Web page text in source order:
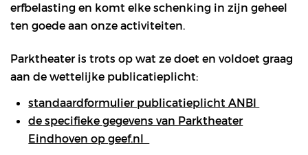
erfbelasting en komt elke schenking in zijn geheel
ten goede aan onze activiteiten.
Parktheater is trots op wat ze doet en voldoet graag
aan de wettelijke publicatieplicht:
standaardformulier publicatieplicht ANBI
de specifieke gegevens van Parktheater
Eindhoven op geef.nl